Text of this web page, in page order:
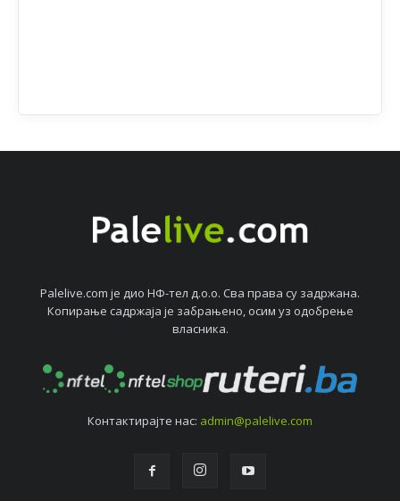
Palelive.com јe дио НФ-тeл д.о.о. Сва права су задржана.
Копирањe садржаја јe забрањeно, осим уз одобрeњe
власника.
Контактирајтe нас: admin@palelive.com